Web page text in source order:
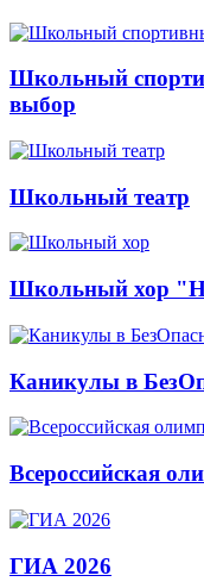
Школьный
выбор
Школьный театр
Школьный хор
Каникулы в
Всероссийская
ГИА 2026